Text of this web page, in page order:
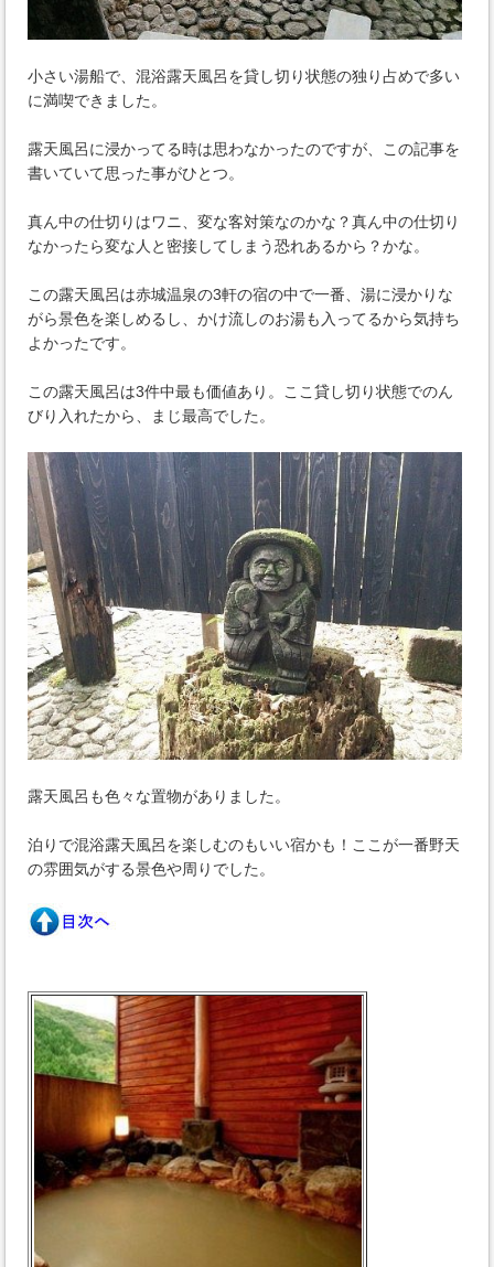
小さい湯船で、混浴露天風呂を貸し切り状態の独り占めで多い
に満喫できました。
露天風呂に浸かってる時は思わなかったのですが、この記事を
書いていて思った事がひとつ。
真ん中の仕切りはワニ、変な客対策なのかな？真ん中の仕切り
なかったら変な人と密接してしまう恐れあるから？かな。
この露天風呂は赤城温泉の3軒の宿の中で一番、湯に浸かりな
がら景色を楽しめるし、かけ流しのお湯も入ってるから気持ち
よかったです。
この露天風呂は3件中最も価値あり。ここ貸し切り状態でのん
びり入れたから、まじ最高でした。
露天風呂も色々な置物がありました。
泊りで混浴露天風呂を楽しむのもいい宿かも！ここが一番野天
の雰囲気がする景色や周りでした。